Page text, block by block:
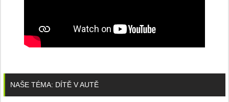
NAŠE TÉMA: DÍTĚ V AUTĚ